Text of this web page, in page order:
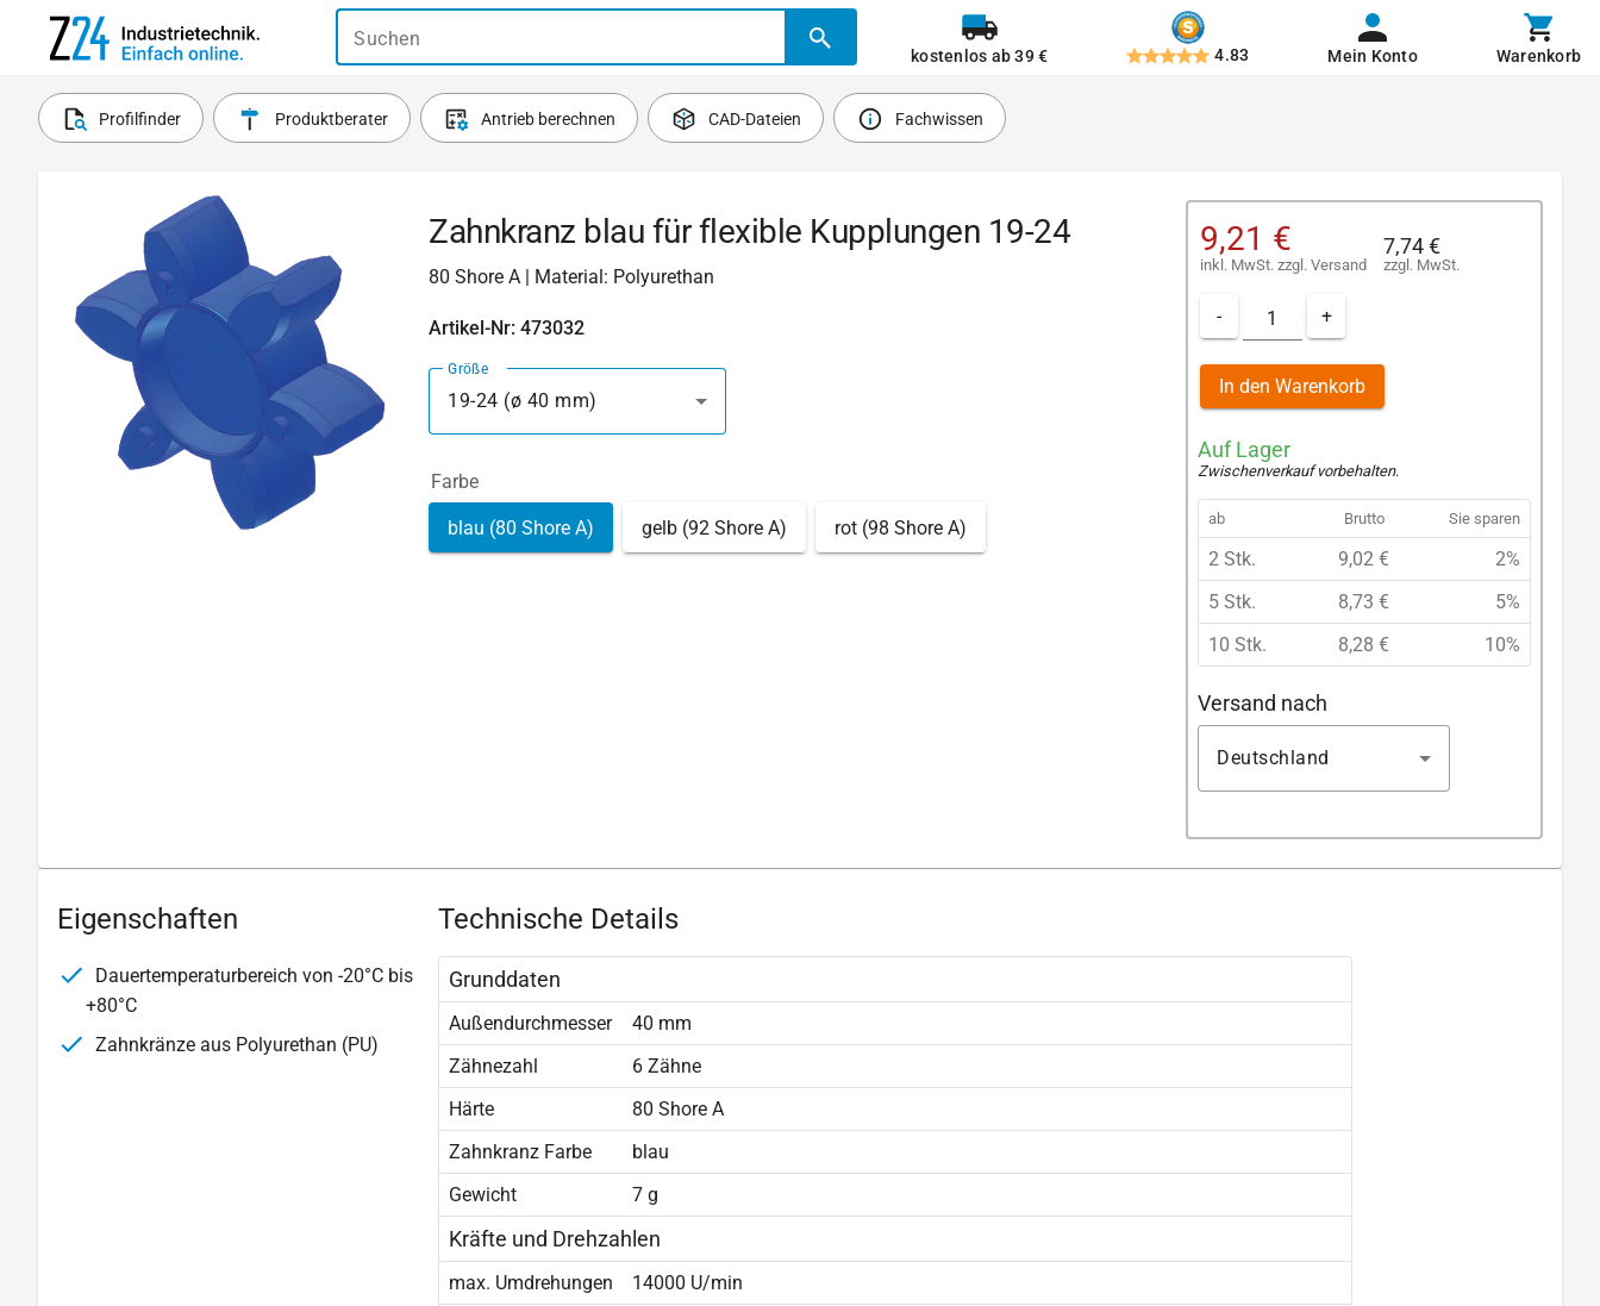
Suchen
kostenlos ab 39 € 4.83 Mein Konto Warenkorb
Profilfinder Produktberater Antrieb berechnen CAD-Dateien Fachwissen
Zahnkranz blau für flexible Kupplungen 19-24
80 Shore A | Material: Polyurethan
Artikel-Nr: 473032
Größe
19-24 (ø 40 mm)
Farbe
blau (80 Shore A) gelb (92 Shore A) rot (98 Shore A)
9,21 €
inkl. MwSt. zzgl. Versand
7,74 €
zzgl. MwSt.
- +
In den Warenkorb
Auf Lager
Zwischenverkauf vorbehalten.
ab Brutto Sie sparen
2 Stk. 9,02 €
2%
5 Stk.
8,73 €
5%
10 Stk.
8,28 € 10%
Versand nach
Deutschland
Eigenschaften
Dauertemperaturbereich von -20°C bis
+80°C
Zahnkränze aus Polyurethan (PU)
Technische Details
Grunddaten
Außendurchmesser
40 mm
Zähnezahl
6 Zähne
Härte
80 Shore A
Zahnkranz Farbe
blau
Gewicht
7 g
Kräfte und Drehzahlen
max. Umdrehungen
14000 U/min